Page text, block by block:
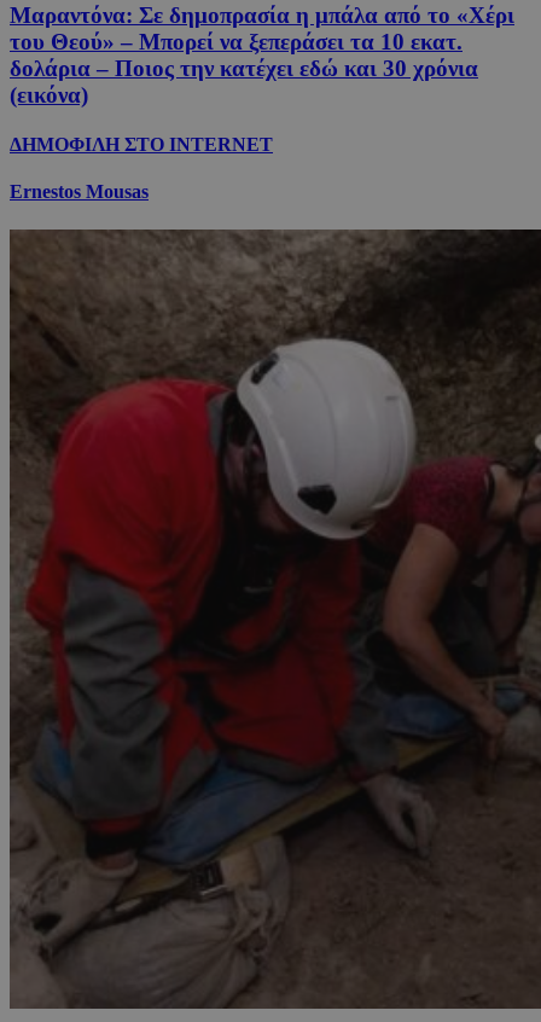
Μαραντόνα: Σε δημοπρασία η μπάλα από το «Χέρι
του Θεού» – Μπορεί να ξεπεράσει τα 10 εκατ.
δολάρια – Ποιος την κατέχει εδώ και 30 χρόνια
(εικόνα)
ΔΗΜΟΦΙΛΗ ΣΤΟ INTERNET
Ernestos Mousas